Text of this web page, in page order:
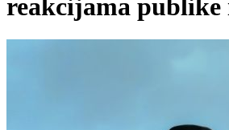
reakcijama publike